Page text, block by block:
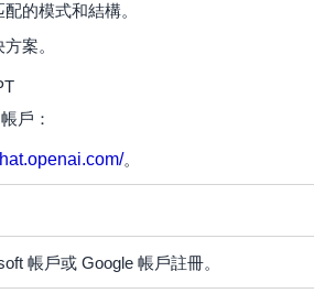
的模式和結構。
案。
戶：
。
帳戶或 Google 帳戶註冊。